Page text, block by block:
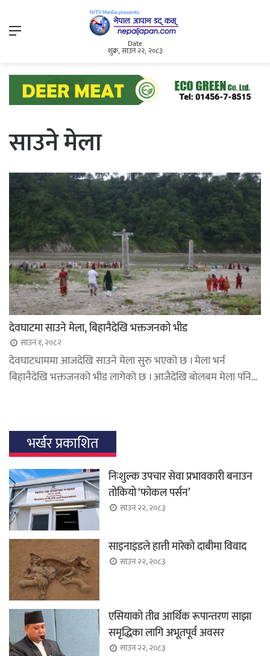
Menu
Date
शुक्र, साउन २२, २०८३
साउने मेला
देवघाटमा साउने मेला, बिहानैदेखि भक्तजनको भीड
साउन १, २०८२
देवघाटधाममा आजदेखि साउने मेला सुरु भएको छ । मेला भर्न
बिहानैदेखि भक्तजनको भीड लागेको छ । आजैदेखि बोलबम मेला पनि…
भर्खर प्रकाशित
निःशुल्क उपचार सेवा प्रभावकारी बनाउन
तोकियो ‘फोकल पर्सन’
साउन २२, २०८३
साइनाइडले हात्ती मारेको दाबीमा विवाद
साउन २२, २०८३
एसियाको तीव्र आर्थिक रूपान्तरण साझा
समृद्धिका लागि अभूतपूर्व अवसर
साउन २२, २०८३